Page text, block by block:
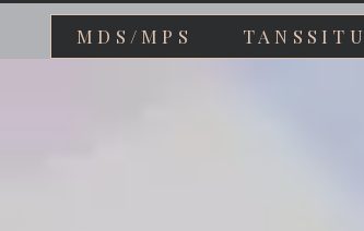
MDS/MPS